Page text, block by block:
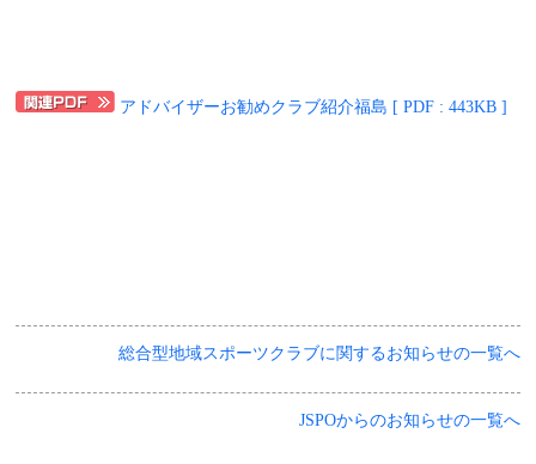
アドバイザーお勧めクラブ紹介福島 [ PDF : 443KB ]
総合型地域スポーツクラブに関するお知らせの一覧へ
JSPOからのお知らせの一覧へ